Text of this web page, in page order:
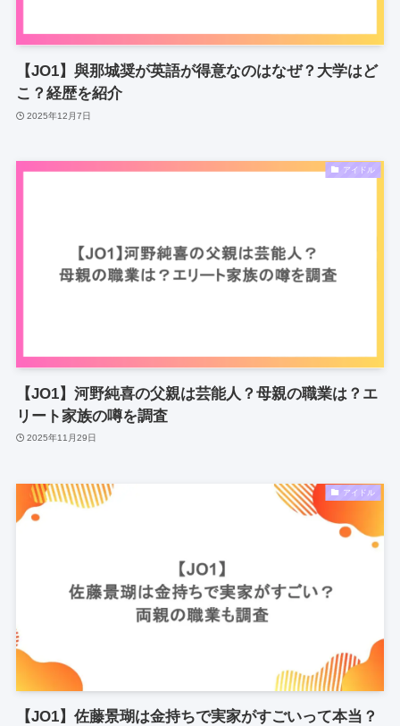
【JO1】與那城奨が英語が得意なのはなぜ？大学はど
こ？経歴を紹介
2025年12月7日
アイドル
【JO1】河野純喜の父親は芸能人？母親の職業は？エ
リート家族の噂を調査
2025年11月29日
アイドル
【JO1】佐藤景瑚は金持ちで実家がすごいって本当？